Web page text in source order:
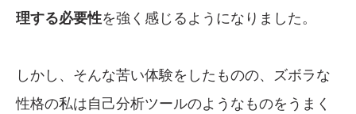
理する必要性を強く感じるようになりました。
しかし、そんな苦い体験をしたものの、ズボラな
性格の私は自己分析ツールのようなものをうまく